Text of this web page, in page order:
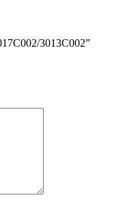
3013C002”